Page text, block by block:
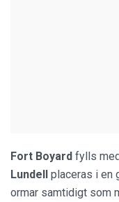
Fort Boyard fylls
Lundell placeras i en
ormar samtidigt som